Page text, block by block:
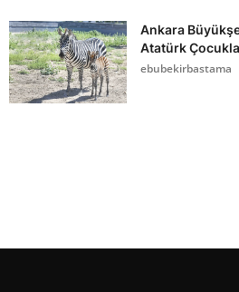
Ankara
Atatürk
ebubekirbastama